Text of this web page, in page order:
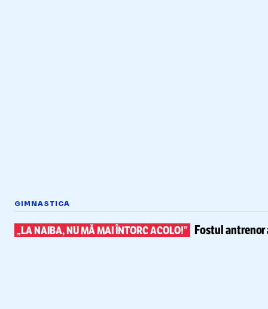
GIMNASTICA
„LA NAIBA, NU MĂ MAI ÎNTORC ACOLO!” Fostul